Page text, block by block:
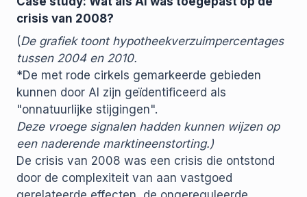
crisis van 2008?
(De grafiek toont hypotheekverzuimpercentages
tussen 2004 en 2010.
*De met rode cirkels gemarkeerde gebieden
kunnen door AI zijn geïdentificeerd als
"onnatuurlijke stijgingen".
Deze vroege signalen hadden kunnen wijzen op
een naderende marktineenstorting.)
De crisis van 2008 was een crisis die ontstond
door de complexiteit van aan vastgoed